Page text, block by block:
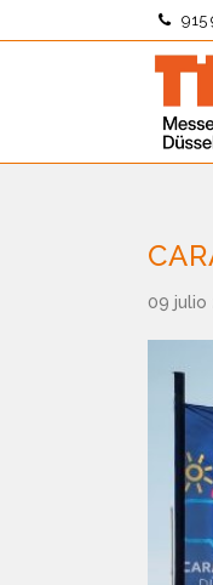
915
09 julio